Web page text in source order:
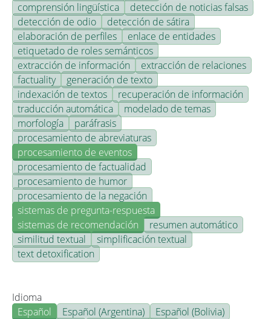
comprensión lingüística
detección de noticias falsas
detección de odio
detección de sátira
elaboración de perfiles
enlace de entidades
etiquetado de roles semánticos
extracción de información
extracción de relaciones
factuality
generación de texto
indexación de textos
recuperación de información
traducción automática
modelado de temas
morfología
paráfrasis
procesamiento de abreviaturas
procesamiento de eventos
procesamiento de factualidad
procesamiento de humor
procesamiento de la negación
sistemas de pregunta-respuesta
sistemas de recomendación
resumen automático
similitud textual
simplificación textual
text detoxification
Idioma
Español
Español (Argentina)
Español (Bolivia)